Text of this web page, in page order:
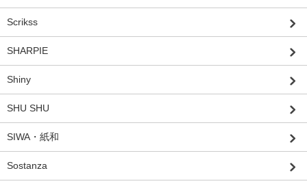
Scrikss
SHARPIE
Shiny
SHU SHU
SIWA・紙和
Sostanza